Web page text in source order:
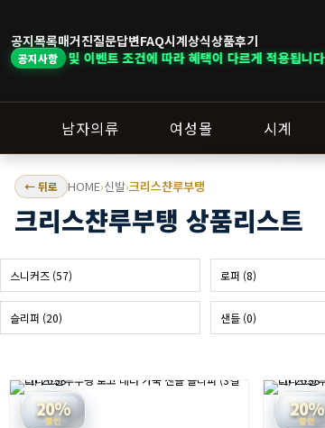
공지목록매거진질문답변FAQ시계상식상품후기
공지사항
라 혜택이 다르게 적용됩니다. ｜ DELIVERY
남자의류 여성몰 시계
← 뒤로 HOME›신발›크리스챤루부탱
크리스챤루부탱 상품리스트
스니커즈 (57) 로퍼 (8)
슬리퍼 (20) 샌들 (0)
20%
할인
20%
할인